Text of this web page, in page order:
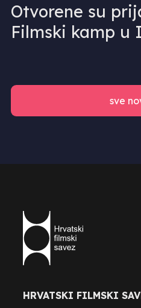
Otvorene su
Filmski kamp u
sve
HRVATSKI FILMSKI